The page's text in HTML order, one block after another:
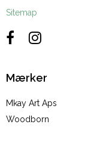
Sitemap
Mærker
Mkay Art Aps
Woodborn